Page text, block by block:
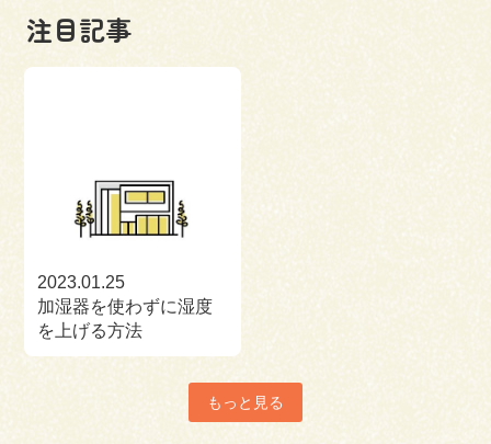
注目記事
2023.01.25
加湿器を使わずに湿度
を上げる方法
もっと見る